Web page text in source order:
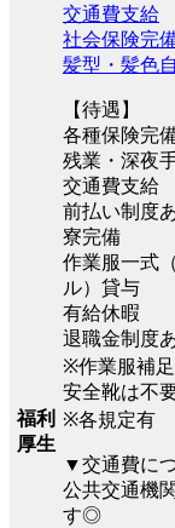
福利
厚生
交通費支給
社会保険完
髪型・髪色
【待遇】
各種保険完
残業・深夜
交通費支給
前払い制度
寮完備
作業服一式
ル）貸与
有給休暇
退職金制度
※作業服補
安全靴は不
※各規定有
▼交通費に
公共交通機
す◎